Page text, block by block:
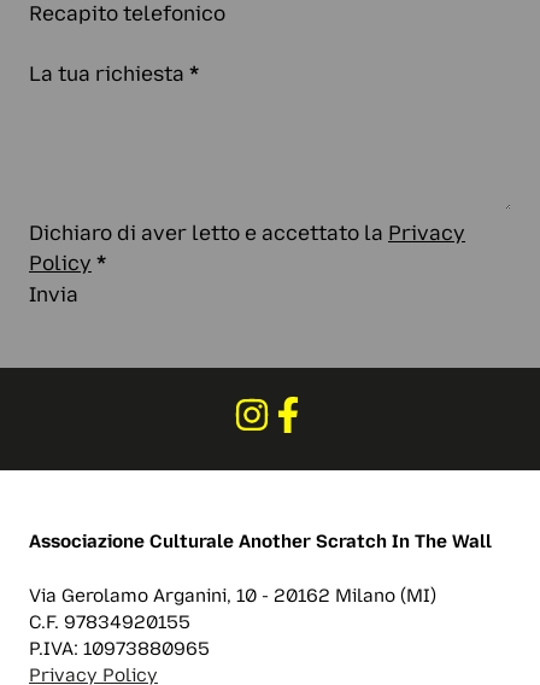
Recapito telefonico
La tua richiesta *
Dichiaro di aver letto e accettato la Privacy
Policy *
Invia
Associazione Culturale Another Scratch In The Wall
Via Gerolamo Arganini, 10 - 20162 Milano (MI)
C.F. 97834920155
P.IVA: 10973880965
Privacy Policy